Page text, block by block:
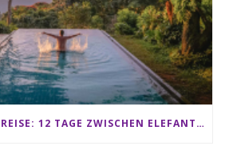
SRI LANKA RUNDREISE: 12 TAGE ZWISCHEN ELEFANTEN, TEEPLANTAGEN & STRAND ALS FAMILIE